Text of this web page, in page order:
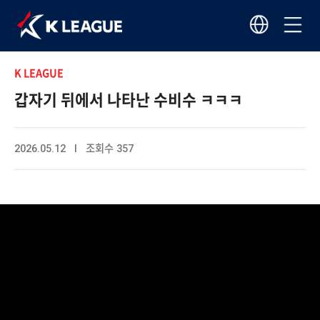
K LEAGUE
갑자기 뒤에서 나타난 수비수 ㅋㅋㅋ
2026.05.12 I 조회수 357